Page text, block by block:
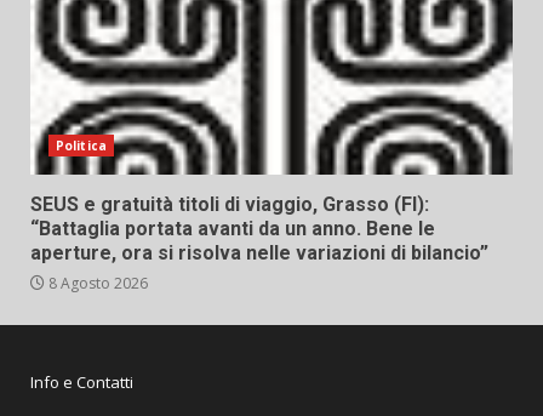
Politica
SEUS e gratuità titoli di viaggio, Grasso (FI):
“Battaglia portata avanti da un anno. Bene le
aperture, ora si risolva nelle variazioni di bilancio”
8 Agosto 2026
Info e Contatti